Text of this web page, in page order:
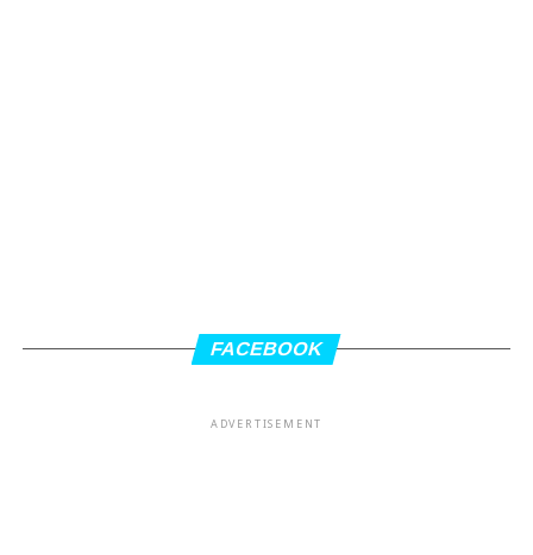
FACEBOOK
ADVERTISEMENT